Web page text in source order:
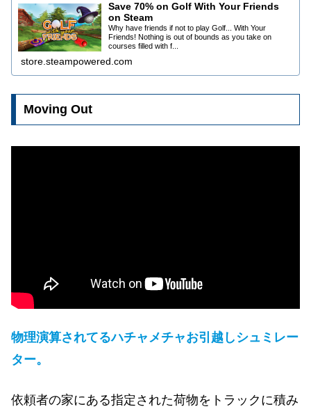
Save 70% on Golf With Your Friends
on Steam
Why have friends if not to play Golf... With Your
Friends! Nothing is out of bounds as you take on
courses filled with f...
store.steampowered.com
Moving Out
物理演算されてるハチャメチャお引越しシュミレー
ター。
依頼者の家にある指定された荷物をトラックに積み